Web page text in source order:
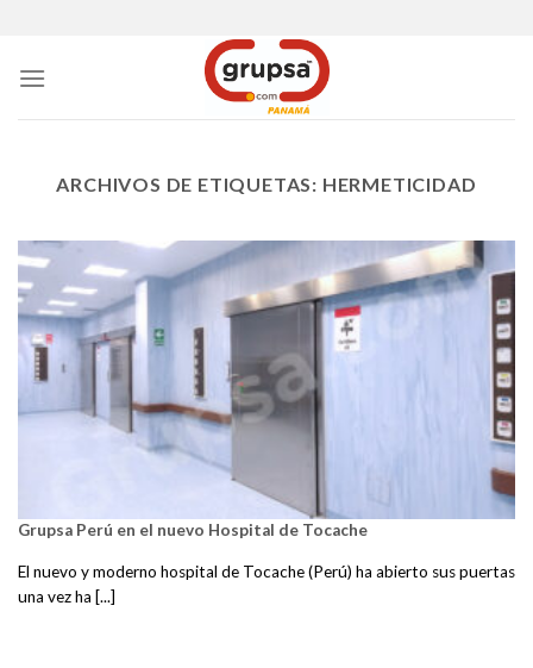
content
ARCHIVOS DE ETIQUETAS: HERMETICIDAD
Grupsa Perú en el nuevo Hospital de Tocache
El nuevo y moderno hospital de Tocache (Perú) ha abierto sus puertas
una vez ha [...]